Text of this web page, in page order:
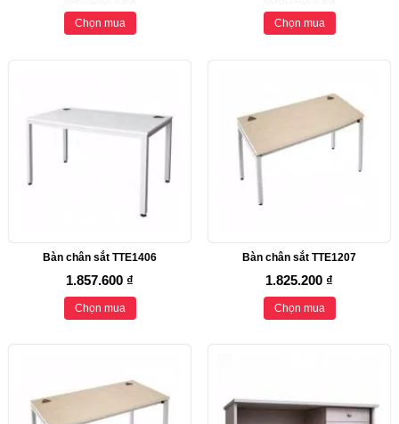
Chọn mua Chọn mua
Bàn chân sắt TTE1406
1.857.600 ₫
Chọn mua
Bàn chân sắt TTE1207
1.825.200 ₫
Chọn mua